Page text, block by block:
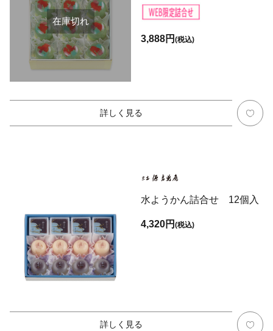
在庫切れ
3,888円(税込)
詳しく見る
水ようかん詰合せ 12個入
4,320円(税込)
詳しく見る